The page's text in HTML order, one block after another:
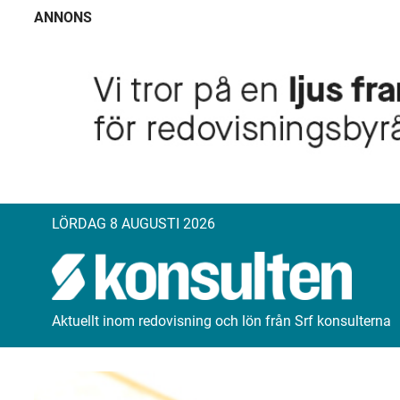
ANNONS
LÖRDAG 8 AUGUSTI 2026
Aktuellt inom redovisning och lön från Srf konsulterna